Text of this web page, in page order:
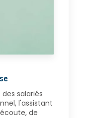
salariés
l'assistant
de